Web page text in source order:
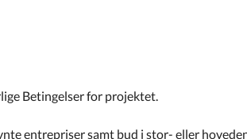
Betingelser for projektet.
entrepriser samt bud i stor- eller